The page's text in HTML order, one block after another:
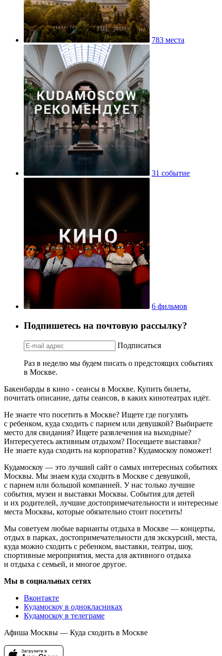
783 места
31 событие
6 фильмов
Подпишетесь на почтовую рассылку?
Подписаться
Раз в неделю мы будем писать о предстоящих событиях
в Москве.
Бакенбарды в кино - сеансы в Москве. Купить билеты,
почитать описание, даты сеансов, в каких кинотеатрах идёт.
Не знаете что посетить в Москве? Ищете где погулять
с ребенком, куда сходить с парнем или девушкой? Выбираете
место для свидания? Ищете развлечения на выходные?
Интересуетесь активным отдыхом? Посещаете выставки?
Не знаете куда сходить на корпоратив? Кудамоскоу поможет!
Кудамоскоу — это лучший сайт о самых интересных событиях
Москвы. Мы знаем куда сходить в Москве с девушкой,
с парнем или большой компанией. У нас только лучшие
события, музеи и выставки Москвы. События для детей
и их родителей, лучшие достопримечательности и интересные
места Москвы, которые обязательно стоит посетить!
Мы советуем любые варианты отдыха в Москве — концерты,
отдых в парках, достопримечательности для экскурсий, места,
куда можно сходить с ребенком, выставки, театры, шоу,
спортивные мероприятия, места для активного отдыха
и отдыха с семьей, и многое другое.
Мы в социальных сетях
Вконтакте
Кудамоскоу в однокласниках
Кудамоскоу в телеграме
Афиша Москвы — Куда сходить в Москве